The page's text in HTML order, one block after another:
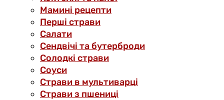
Мамині рецепти
Перші страви
Салати
Сендвічі та бутерброди
Солодкі страви
Соуси
Страви в мультиварці
Страви з пшениці